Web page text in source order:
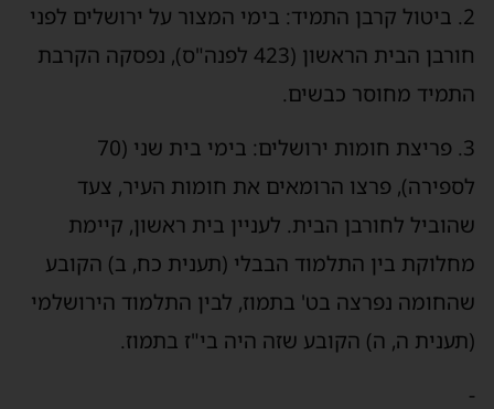
2. ביטול קרבן התמיד: בימי המצור על ירושלים לפני
חורבן הבית הראשון (423 לפנה"ס), נפסקה הקרבת
התמיד מחוסר כבשים.
3. פריצת חומות ירושלים: בימי בית שני (70
לספירה), פרצו הרומאים את חומות העיר, צעד
שהוביל לחורבן הבית. לעניין בית ראשון, קיימת
מחלוקת בין התלמוד הבבלי (תענית כח, ב) הקובע
שהחומה נפרצה בט' בתמוז, לבין התלמוד הירושלמי
(תענית ה, ה) הקובע שזה היה בי"ז בתמוז.
-